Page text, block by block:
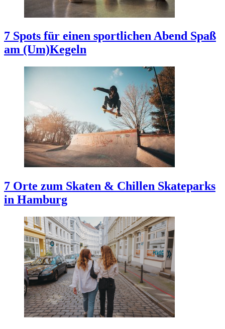
7 Spots für einen sportlichen Abend Spaß
am (Um)Kegeln
7 Orte zum Skaten & Chillen Skateparks
in Hamburg